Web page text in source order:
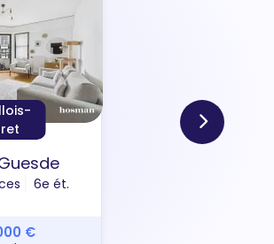
6e ét.
€